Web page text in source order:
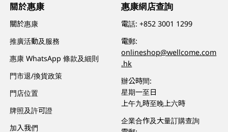
關於惠康
關於惠康
推廣活動及服務
惠康 WhatsApp 條款及細則
門市退/換貨政策
門店位置
牌照及許可證
加入我們
惠康網店查詢
電話:+852 3001 1299
電郵:
onlineshop@wellcome.com
.hk
辦公時間:
星期一至日
上午九時至晚上六時
企業合作及大量訂購查詢